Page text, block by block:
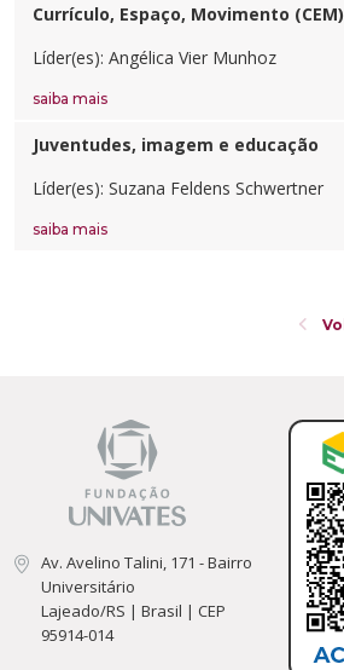
Cursos de Idiomas
Residências Médicas
Diplomados
Trabalhe Conosco
Univates & Você - Comunidade
Orquestra Gustavo Adolfo Univates
Escolas
Currículo, Espaço, Movimento (CEM)
Líder(es): Angélica Vier Munhoz
saiba mais
Juventudes, imagem e educação
Líder(es): Suzana Feldens Schwertner
saiba mais
Av. Avelino Talini, 171 - Bairro
Universitário
Lajeado/RS | Brasil | CEP
95914-014